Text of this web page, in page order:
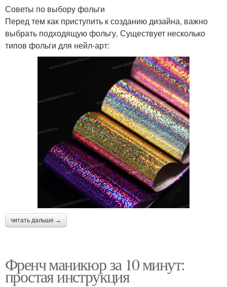
Советы по выбору фольги
Перед тем как приступить к созданию дизайна, важно
выбрать подходящую фольгу. Существует несколько
типов фольги для нейл-арт:
читать дальше →
Френч маникюр за 10 минут:
простая инструкция